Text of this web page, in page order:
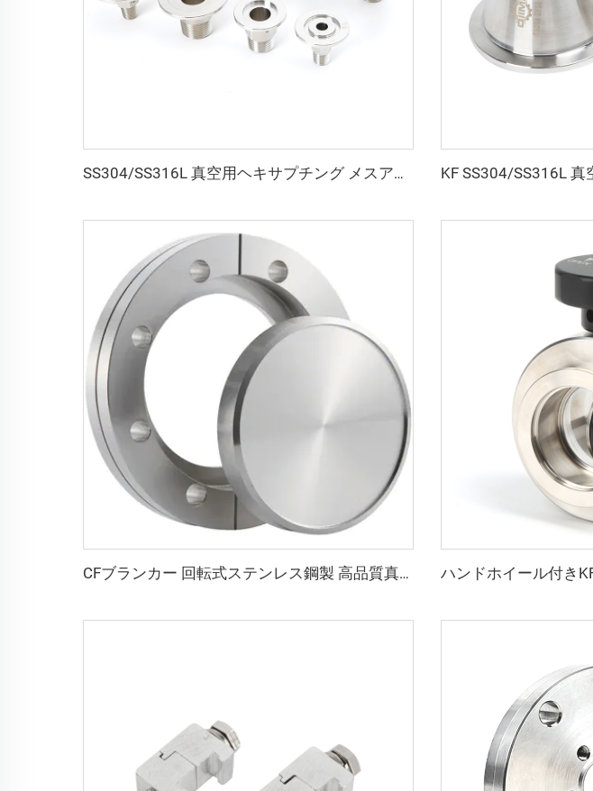
SS304/SS316L 真空用ヘキサプチング メスアダプタ PT/NPTネジ KF16-KF50x1/8"-2" ステンレス鋼フランジ メスアダプタ 半導体用
CFブランカー 回転式ステンレス鋼製 高品質真空フランジ CF16-CF350 SS304 SS316L ブランカー 回転式 通孔／メトリックネジ／UNCネジ対応継手